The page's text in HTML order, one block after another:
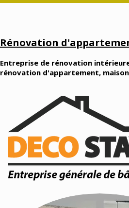
Rénovation
Entreprise de rénovation
rénovation d'appartement,